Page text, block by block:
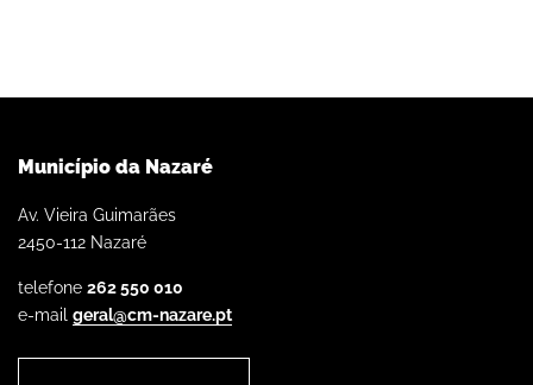
Município da Nazaré
Av. Vieira Guimarães
2450-112 Nazaré
telefone 262 550 010
e-mail geral@cm-nazare.pt